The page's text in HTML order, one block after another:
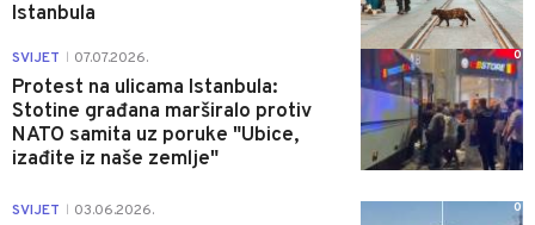
Istanbula
SVIJET 07.07.2026.
Protest na ulicama Istanbula:
Stotine građana marširalo protiv
NATO samita uz poruke "Ubice,
izađite iz naše zemlje"
0
SVIJET 03.06.2026. 0